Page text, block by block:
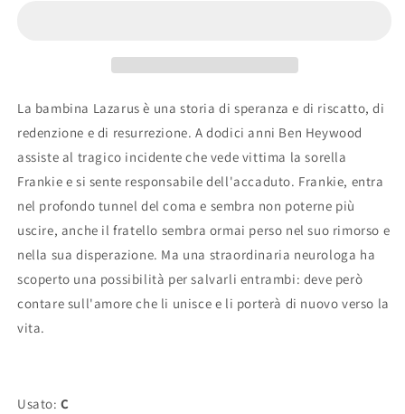
La bambina Lazarus è una storia di speranza e di riscatto, di
redenzione e di resurrezione. A dodici anni Ben Heywood
assiste al tragico incidente che vede vittima la sorella
Frankie e si sente responsabile dell'accaduto. Frankie, entra
nel profondo tunnel del coma e sembra non poterne più
uscire, anche il fratello sembra ormai perso nel suo rimorso e
nella sua disperazione. Ma una straordinaria neurologa ha
scoperto una possibilità per salvarli entrambi: deve però
contare sull'amore che li unisce e li porterà di nuovo verso la
vita.
Usato:C